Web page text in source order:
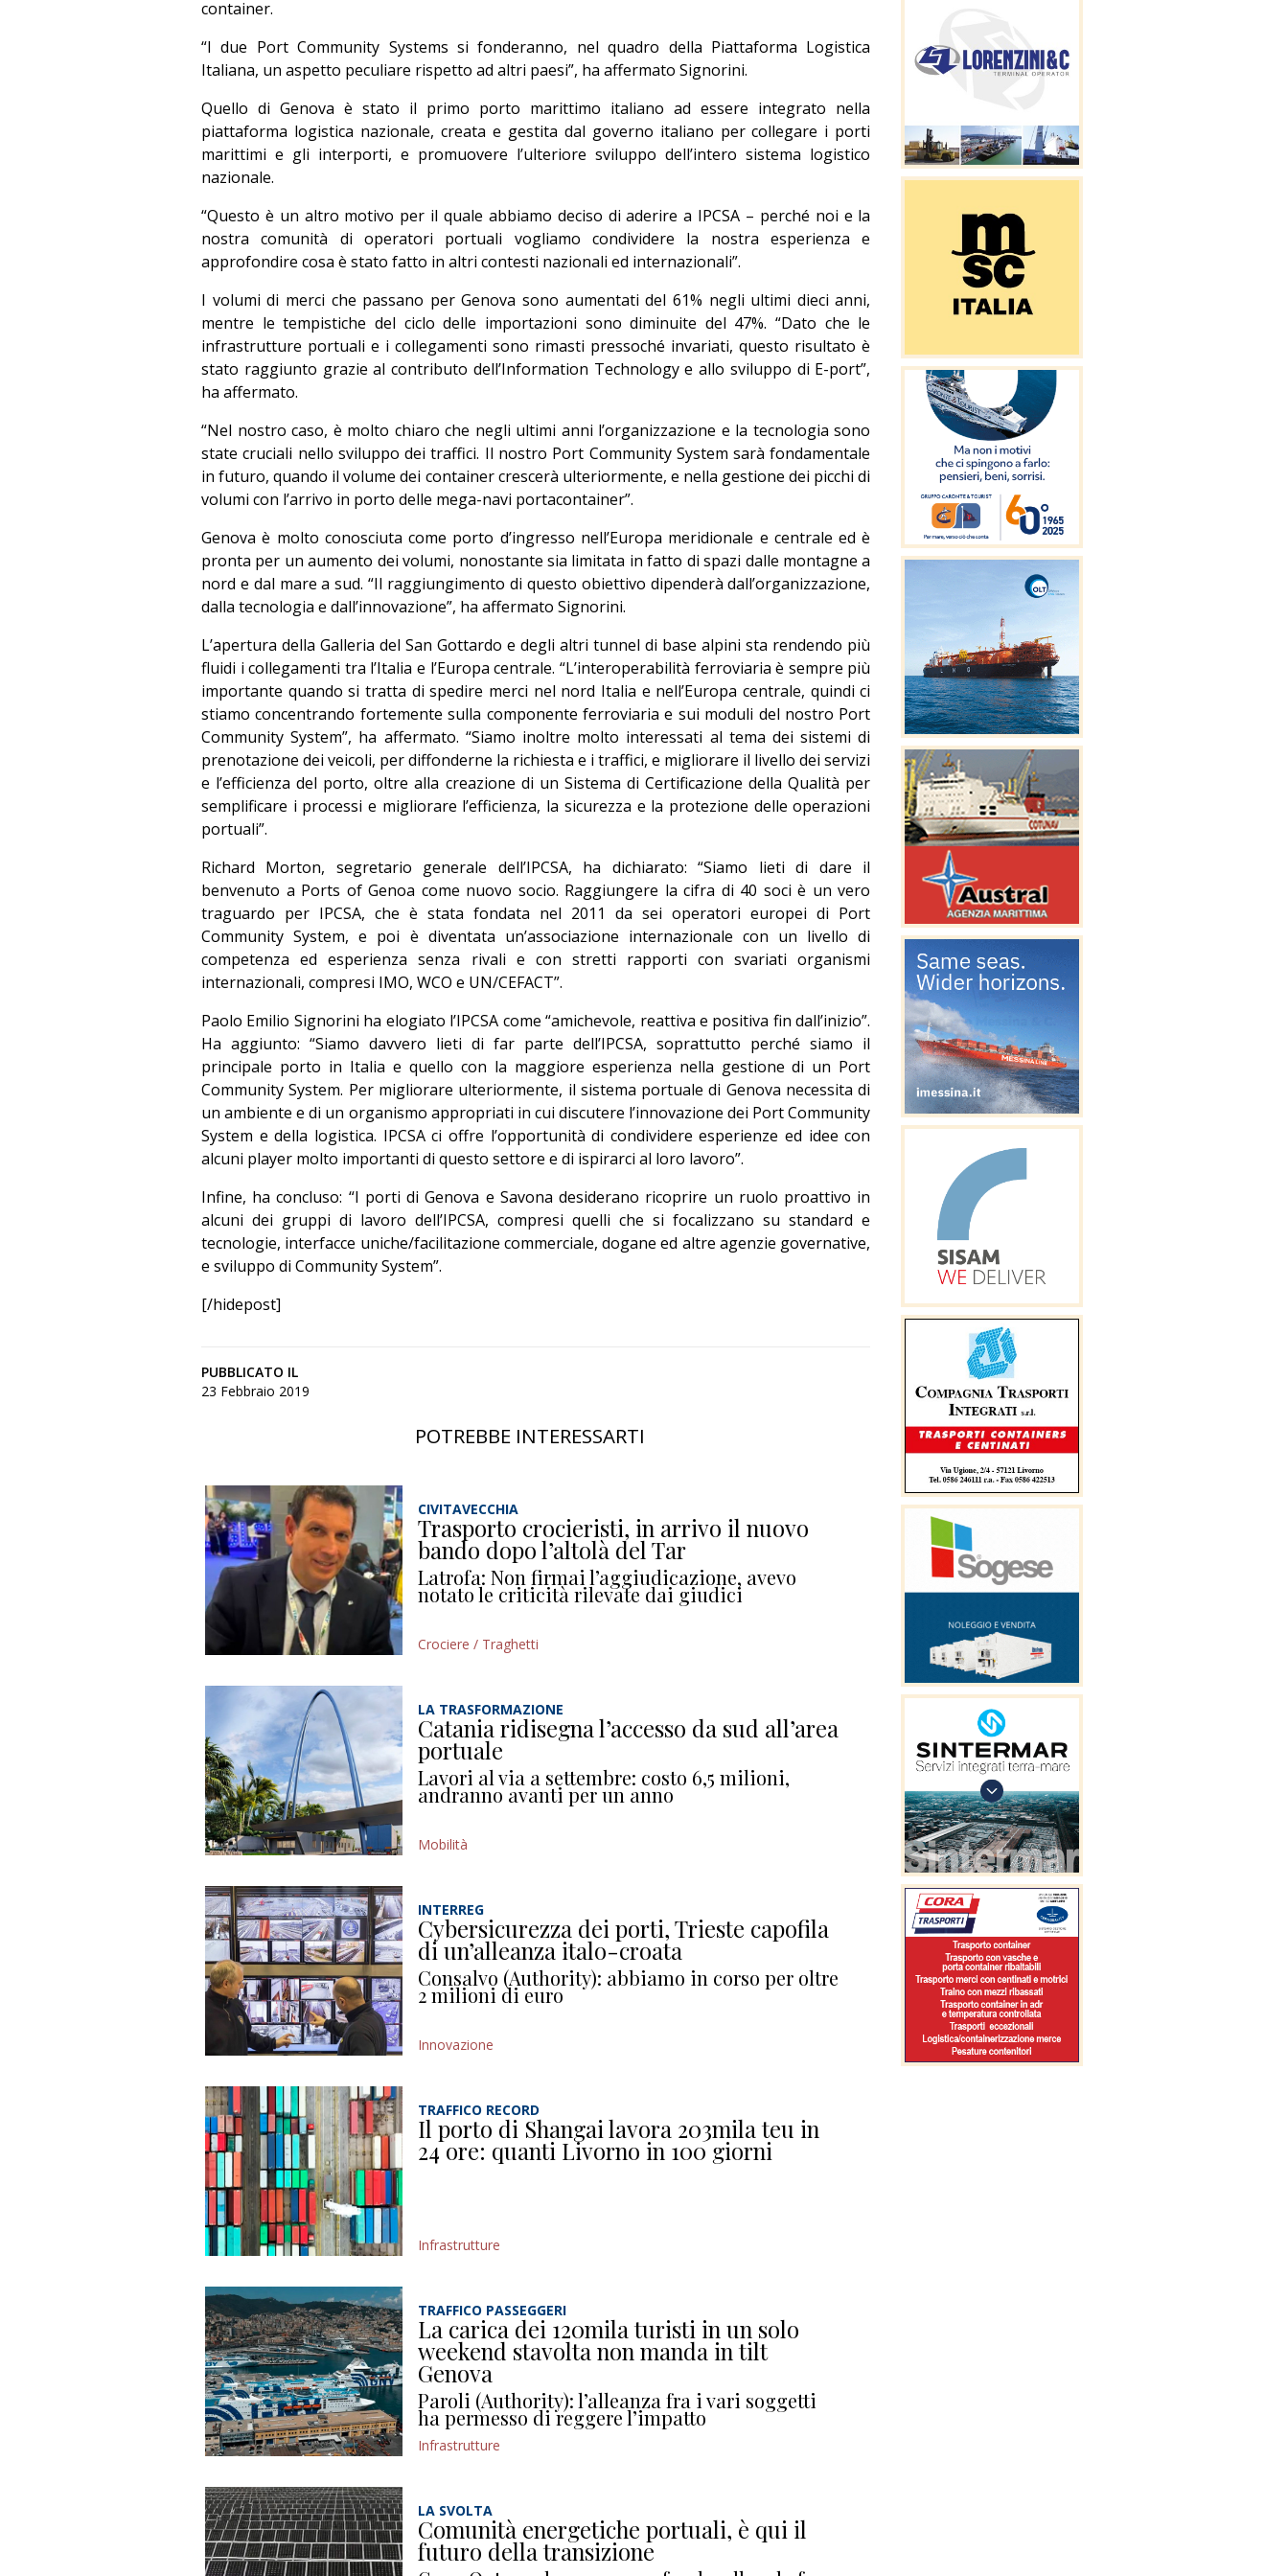
container.
“I due Port Community Systems si fonderanno, nel quadro della Piattaforma Logistica
Italiana, un aspetto peculiare rispetto ad altri paesi”, ha affermato Signorini.
Quello di Genova è stato il primo porto marittimo italiano ad essere integrato nella
piattaforma logistica nazionale, creata e gestita dal governo italiano per collegare i porti
marittimi e gli interporti, e promuovere l’ulteriore sviluppo dell’intero sistema logistico
nazionale.
“Questo è un altro motivo per il quale abbiamo deciso di aderire a IPCSA – perché noi e la
nostra comunità di operatori portuali vogliamo condividere la nostra esperienza e
approfondire cosa è stato fatto in altri contesti nazionali ed internazionali”.
I volumi di merci che passano per Genova sono aumentati del 61% negli ultimi dieci anni,
mentre le tempistiche del ciclo delle importazioni sono diminuite del 47%. “Dato che le
infrastrutture portuali e i collegamenti sono rimasti pressoché invariati, questo risultato è
stato raggiunto grazie al contributo dell’Information Technology e allo sviluppo di E-port”,
ha affermato.
“Nel nostro caso, è molto chiaro che negli ultimi anni l’organizzazione e la tecnologia sono
state cruciali nello sviluppo dei traffici. Il nostro Port Community System sarà fondamentale
in futuro, quando il volume dei container crescerà ulteriormente, e nella gestione dei picchi di
volumi con l’arrivo in porto delle mega-navi portacontainer”.
Genova è molto conosciuta come porto d’ingresso nell’Europa meridionale e centrale ed è
pronta per un aumento dei volumi, nonostante sia limitata in fatto di spazi dalle montagne a
nord e dal mare a sud. “Il raggiungimento di questo obiettivo dipenderà dall’organizzazione,
dalla tecnologia e dall’innovazione”, ha affermato Signorini.
L’apertura della Galleria del San Gottardo e degli altri tunnel di base alpini sta rendendo più
fluidi i collegamenti tra l’Italia e l’Europa centrale. “L’interoperabilità ferroviaria è sempre più
importante quando si tratta di spedire merci nel nord Italia e nell’Europa centrale, quindi ci
stiamo concentrando fortemente sulla componente ferroviaria e sui moduli del nostro Port
Community System”, ha affermato. “Siamo inoltre molto interessati al tema dei sistemi di
prenotazione dei veicoli, per diffonderne la richiesta e i traffici, e migliorare il livello dei servizi
e l’efficienza del porto, oltre alla creazione di un Sistema di Certificazione della Qualità per
semplificare i processi e migliorare l’efficienza, la sicurezza e la protezione delle operazioni
portuali”.
Richard Morton, segretario generale dell’IPCSA, ha dichiarato: “Siamo lieti di dare il
benvenuto a Ports of Genoa come nuovo socio. Raggiungere la cifra di 40 soci è un vero
traguardo per IPCSA, che è stata fondata nel 2011 da sei operatori europei di Port
Community System, e poi è diventata un’associazione internazionale con un livello di
competenza ed esperienza senza rivali e con stretti rapporti con svariati organismi
internazionali, compresi IMO, WCO e UN/CEFACT”.
Paolo Emilio Signorini ha elogiato l’IPCSA come “amichevole, reattiva e positiva fin dall’inizio”.
Ha aggiunto: “Siamo davvero lieti di far parte dell’IPCSA, soprattutto perché siamo il
principale porto in Italia e quello con la maggiore esperienza nella gestione di un Port
Community System. Per migliorare ulteriormente, il sistema portuale di Genova necessita di
un ambiente e di un organismo appropriati in cui discutere l’innovazione dei Port Community
System e della logistica. IPCSA ci offre l’opportunità di condividere esperienze ed idee con
alcuni player molto importanti di questo settore e di ispirarci al loro lavoro”.
Infine, ha concluso: “I porti di Genova e Savona desiderano ricoprire un ruolo proattivo in
alcuni dei gruppi di lavoro dell’IPCSA, compresi quelli che si focalizzano su standard e
tecnologie, interfacce uniche/facilitazione commerciale, dogane ed altre agenzie governative,
e sviluppo di Community System”.
[/hidepost]
PUBBLICATO IL
23 Febbraio 2019
POTREBBE INTERESSARTI
CIVITAVECCHIA
Trasporto crocieristi, in arrivo il nuovo
bando dopo l’altolà del Tar
Latrofa: Non firmai l’aggiudicazione, avevo
notato le criticità rilevate dai giudici
Crociere / Traghetti
LA TRASFORMAZIONE
Catania ridisegna l’accesso da sud all’area
portuale
Lavori al via a settembre: costo 6,5 milioni,
andranno avanti per un anno
Mobilità
INTERREG
Cybersicurezza dei porti, Trieste capofila
di un’alleanza italo-croata
Consalvo (Authority): abbiamo in corso per oltre
2 milioni di euro
Innovazione
TRAFFICO RECORD
Il porto di Shangai lavora 203mila teu in
24 ore: quanti Livorno in 100 giorni
Infrastrutture
TRAFFICO PASSEGGERI
La carica dei 120mila turisti in un solo
weekend stavolta non manda in tilt
Genova
Paroli (Authority): l’alleanza fra i vari soggetti
ha permesso di reggere l’impatto
Infrastrutture
LA SVOLTA
Comunità energetiche portuali, è qui il
futuro della transizione